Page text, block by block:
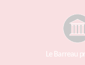
Le Barreau